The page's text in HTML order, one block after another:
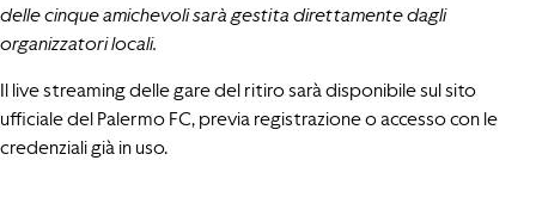
delle cinque amichevoli sarà gestita direttamente dagli
organizzatori locali.
Il live streaming delle gare del ritiro sarà disponibile sul sito
ufficiale del Palermo FC, previa registrazione o accesso con le
credenziali già in uso.